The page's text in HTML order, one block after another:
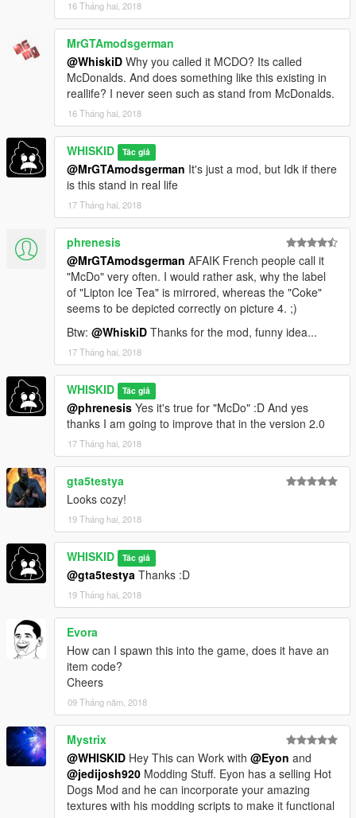
16 Tháng hai, 2018
MrGTAmodsgerman
@WhiskiD Why you called it MCDO? Its called
McDonalds. And does something like this existing in
reallife? I never seen such as stand from McDonalds.
16 Tháng hai, 2018
WHISKID Tác giả
@MrGTAmodsgerman It's just a mod, but Idk if there
is this stand in real life
17 Tháng hai, 2018
phrenesis
@MrGTAmodsgerman AFAIK French people call it
"McDo" very often. I would rather ask, why the label
of "Lipton Ice Tea" is mirrored, whereas the "Coke"
seems to be depicted correctly on picture 4. ;)
Btw: @WhiskiD Thanks for the mod, funny idea...
17 Tháng hai, 2018
WHISKID Tác giả
@phrenesis Yes it's true for "McDo" :D And yes
thanks I am going to improve that in the version 2.0
17 Tháng hai, 2018
gta5testya
Looks cozy!
19 Tháng hai, 2018
WHISKID Tác giả
@gta5testya Thanks :D
19 Tháng hai, 2018
Evora
How can I spawn this into the game, does it have an
item code?
Cheers
09 Tháng năm, 2018
Mystrix
@WHISKID Hey This can Work with @Eyon and
@jedijosh920 Modding Stuff. Eyon has a selling Hot
Dogs Mod and he can incorporate your amazing
textures with his modding scripts to make it functional